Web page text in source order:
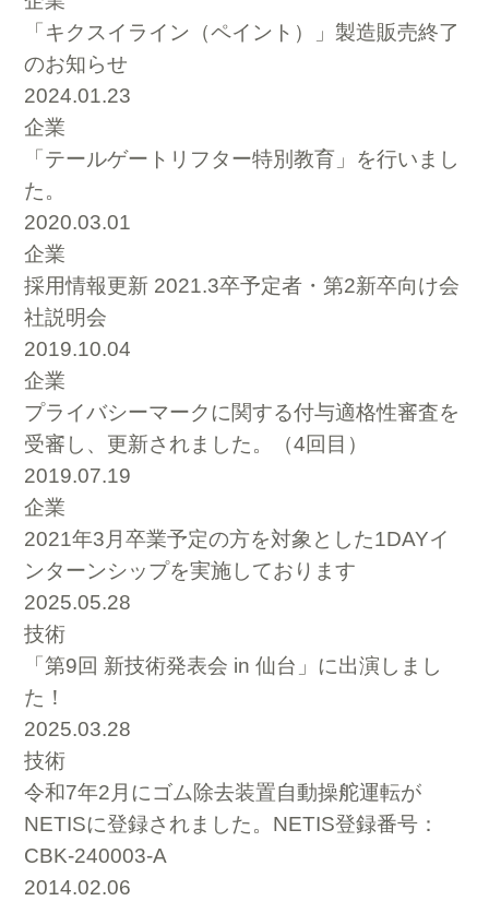
「キクスイライン（ペイント）」製造販売終了
のお知らせ
2024.01.23
企業
「テールゲートリフター特別教育」を行いまし
た。
2020.03.01
企業
採用情報更新 2021.3卒予定者・第2新卒向け会
社説明会
2019.10.04
企業
プライバシーマークに関する付与適格性審査を
受審し、更新されました。（4回目）
2019.07.19
企業
2021年3月卒業予定の方を対象とした1DAYイ
ンターンシップを実施しております
2025.05.28
技術
「第9回 新技術発表会 in 仙台」に出演しまし
た！
2025.03.28
技術
令和7年2月にゴム除去装置自動操舵運転が
NETISに登録されました。NETIS登録番号：
CBK-240003-A
2014.02.06